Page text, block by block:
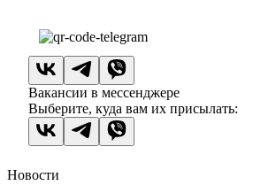
Вакансии в мессенджере
Выберите, куда вам их присылать:
Новости